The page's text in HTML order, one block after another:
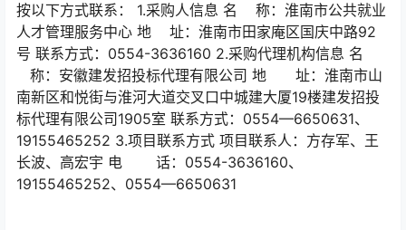
按以下方式联系： 1.采购人信息 名 称：淮南市公共就业
人才管理服务中心 地 址：淮南市田家庵区国庆中路92
号 联系方式：0554-3636160 2.采购代理机构信息 名
称：安徽建发招投标代理有限公司 地 址：淮南市山
南新区和悦街与淮河大道交叉口中城建大厦19楼建发招投
标代理有限公司1905室 联系方式：0554—6650631、
19155465252 3.项目联系方式 项目联系人：方存军、王
长波、高宏宇 电 话：0554-3636160、
19155465252、0554—6650631